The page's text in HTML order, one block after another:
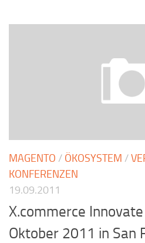
MAGENTO / ÖKOSYSTEM /
KONFERENZEN
19.09.2011
X.commerce
Oktober 2011 in San